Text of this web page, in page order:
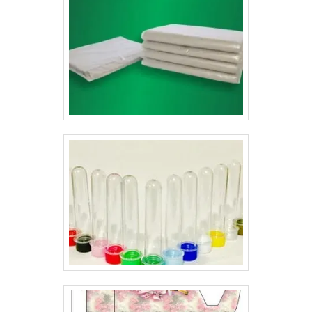
embalagens sem se preocupar com problemas, procure
uma empresa de confiança que ofereça qualidade e
bom atendimento.Conheça a LyonsA Gráfica Lyons é
uma empresa especializada na produção de
de alta qualidade e personalizadas para o seu público,
oferecendo alta credibilidade para sua empresa..